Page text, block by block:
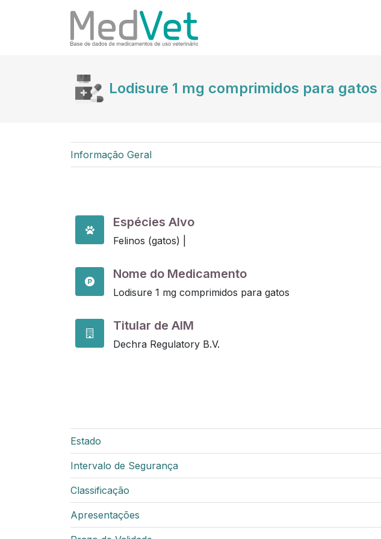
Lodisure 1 mg comprimidos para gatos
Informação Geral
Espécies Alvo
Felinos (gatos) |
Nome do Medicamento
Lodisure 1 mg comprimidos para gatos
Titular de AIM
Dechra Regulatory B.V.
Estado
Intervalo de Segurança
Classificação
Apresentações